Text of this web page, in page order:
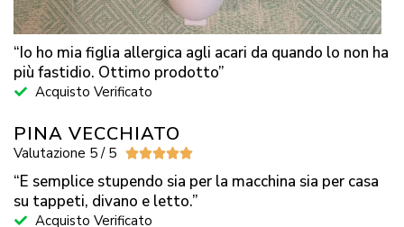
“Io ho mia figlia allergica agli acari da quando lo non ha
più fastidio. Ottimo prodotto”
Acquisto Verificato
PINA VECCHIATO
Valutazione 5 / 5 
“E semplice stupendo sia per la macchina sia per casa
su tappeti, divano e letto.”
Acquisto Verificato